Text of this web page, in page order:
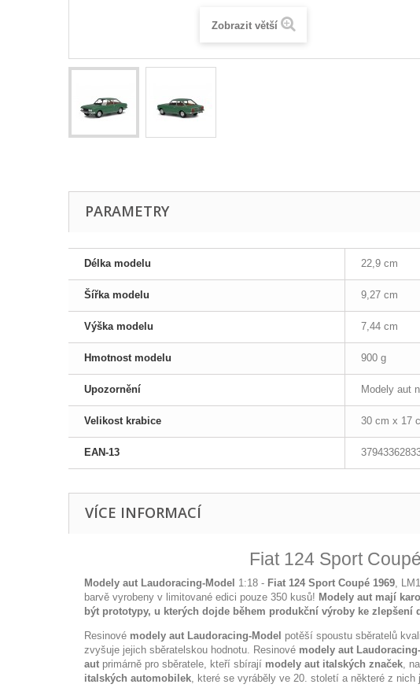
Zobrazit větší
PARAMETRY
Délka modelu 22,9 cm
Šířka modelu 9,27 cm
Výška modelu 7,44 cm
Hmotnost modelu 900 g
Upozornění Modely aut
Velikost krabice 30 cm x 17
EAN-13
VÍCE INFORMACÍ
Fiat 124 Sport
Modely aut Laudoracing-Model 1:18 - Fiat 124 Sport Coupé 1969,
barvě vyrobeny v limitované edici pouze 350 kusů! Modely aut mají
být prototypy, u kterých dojde během produkční výroby ke zlepšení
Resinové modely aut Laudoracing-Model potěší spoustu sběratelů
zvyšuje jejich sběratelskou hodnotu. Resinové modely aut
aut primárně pro sběratele, kteří sbírají modely aut italských značek,
italských automobilek, které se vyráběly ve 20. století a některé z